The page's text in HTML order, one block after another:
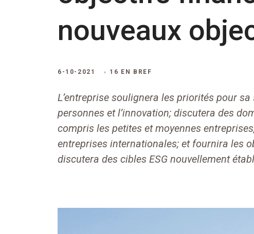
nouveaux
6-10-2021 16 EN BREF
L’entreprise soulignera les priorités pour
personnes et l’innovation; discutera des
compris les petites et moyennes
entreprises internationales; et fournira les
discutera des cibles ESG nouvellement